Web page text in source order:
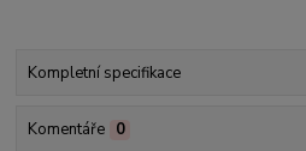
Kompletní specifikace
Komentáře 0